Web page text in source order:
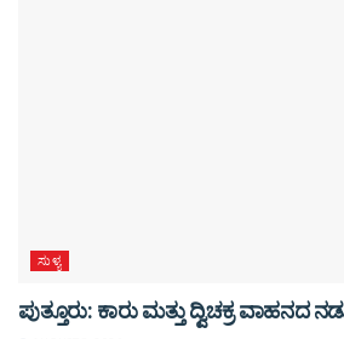
ಸುಳ್ಯ
ಪುತ್ತೂರು: ಕಾರು ಮತ್ತು ದ್ವಿಚಕ್ರ ವಾಹನದ